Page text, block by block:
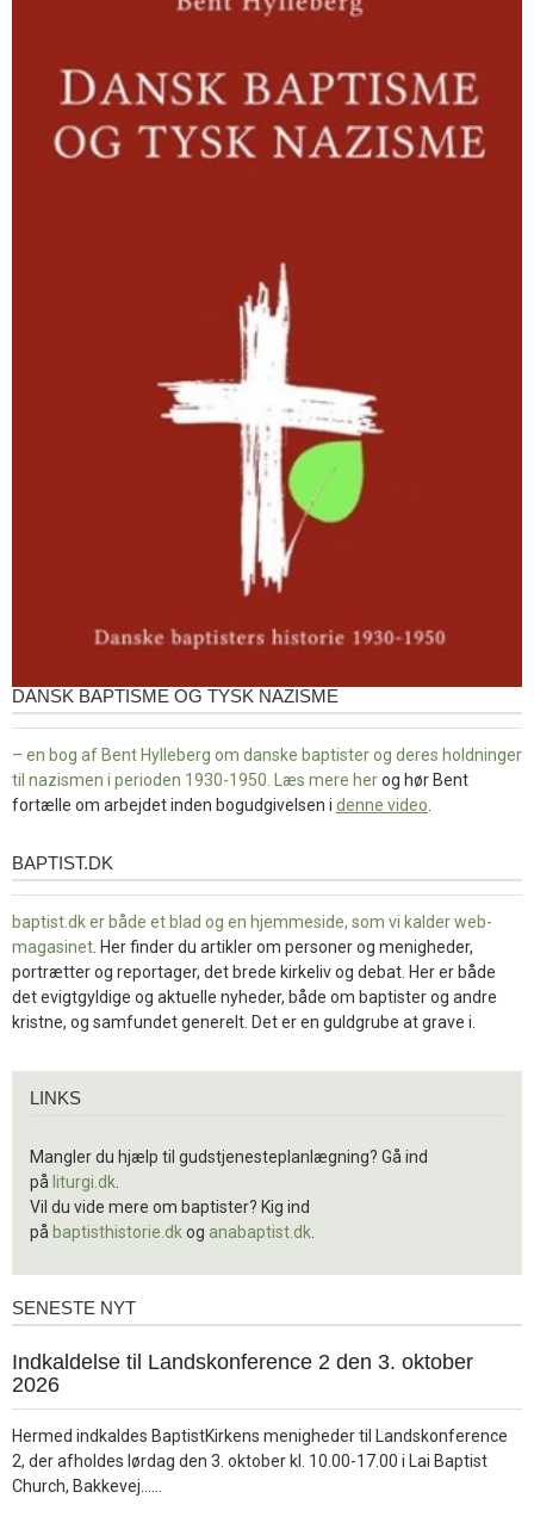
DANSK BAPTISME OG TYSK NAZISME
– en bog af Bent Hylleberg om danske baptister og deres holdninger
til nazismen i perioden 1930-1950. Læs mere herog hør Bent
fortælle om arbejdet inden bogudgivelsen i denne video
baptist.dk
BAPTIST.DK
baptist.dk er både et blad og en hjemmeside, som vi kalder web-
magasinet . Her finder du artikler om personer og menigheder,
portrætter og reportager, det brede kirkeliv og debat. Her er både
det evigtgyldige og aktuelle nyheder, både om baptister og andre
kristne, og samfundet generelt. Det er en guldgrube at grave i.
LINKS
Mangler du hjælp til gudstjenesteplanlægning? Gå ind
på liturgi.dk
Vil du vide mere om baptister? Kig ind
på baptisthistorie.dkog anabaptist.dk
Seneste
SENESTE NYT
1.
jul.
Indkaldelse til Landskonference 2 den 3. oktober
2026
Hermed indkaldes BaptistKirkens menigheder til Landskonference
2, der afholdes lørdag den 3. oktober kl. 10.00-17.00 i Lai Baptist
Church, Bakkevej……